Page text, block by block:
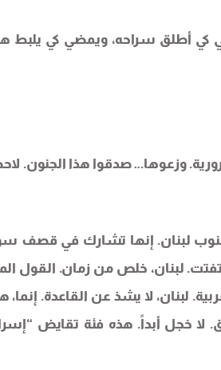
كي أطلق سراحه، ويمضي كي يلبط
وزعوها… صدقوا هذا الجنون.
جنوب لبنان. إنها تشارك في قصف
لبنان، خلص من زمان. القول
لبنان، لا يشذ عن القاعدة. إنما،
لا خجل أبداً. هذه فئة تقايض